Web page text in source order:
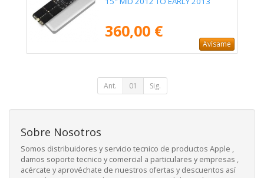
360,00 €
Avísame
Ant. 01 Sig.
Sobre Nosotros
Somos distribuidores y servicio tecnico de productos Apple ,
damos soporte tecnico y comercial a particulares y empresas ,
acércate y aprovéchate de nuestros ofertas y descuentos así